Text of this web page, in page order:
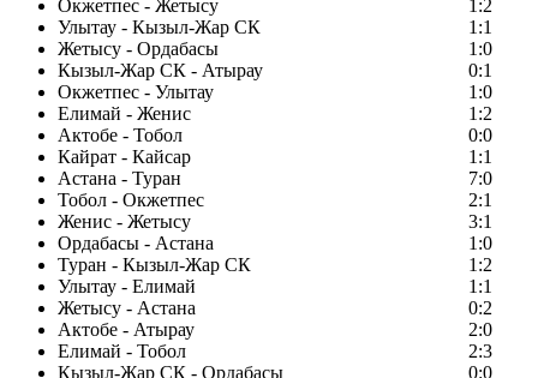
Окжетпес - Жетысу
1:2
Улытау - Кызыл-Жар СК
1:1
Жетысу - Ордабасы
1:0
Кызыл-Жар СК - Атырау
0:1
Окжетпес - Улытау
1:0
Елимай - Женис
1:2
Актобе - Тобол
0:0
Кайрат - Кайсар
1:1
Астана - Туран
7:0
Тобол - Окжетпес
2:1
Женис - Жетысу
3:1
Ордабасы - Астана
1:0
Туран - Кызыл-Жар СК
1:2
Улытау - Елимай
1:1
Жетысу - Астана
0:2
Актобе - Атырау
2:0
Елимай - Тобол
2:3
Кызыл-Жар СК - Ордабасы
0:0